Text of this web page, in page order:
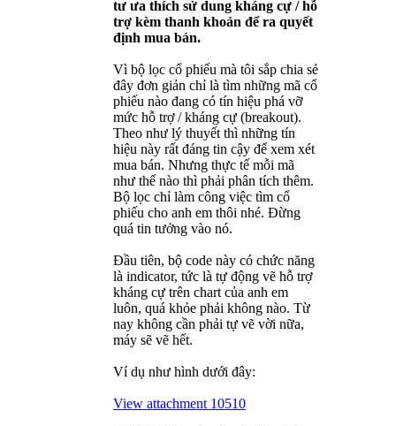
tư ưa thích sử dung kháng cự / hỗ
trợ kèm thanh khoản để ra quyết
định mua bán.
Vì bộ lọc cổ phiếu mà tôi sắp chia sẻ
đây đơn giản chỉ là tìm những mã cổ
phiếu nào đang có tín hiệu phá vỡ
mức hỗ trợ / kháng cự (breakout).
Theo như lý thuyết thì những tín
hiệu này rất đáng tin cậy để xem xét
mua bán. Nhưng thực tế mỗi mã
như thế nào thì phải phân tích thêm.
Bộ lọc chỉ làm công việc tìm cổ
phiếu cho anh em thôi nhé. Đừng
quá tin tưởng vào nó.
Đầu tiên, bộ code này có chức năng
là indicator, tức là tự động vẽ hỗ trợ
kháng cự trên chart của anh em
luôn, quá khỏe phải không nào. Từ
nay không cần phải tự vẽ vời nữa,
máy sẽ vẽ hết.
Ví dụ như hình dưới đây:
View attachment 10510